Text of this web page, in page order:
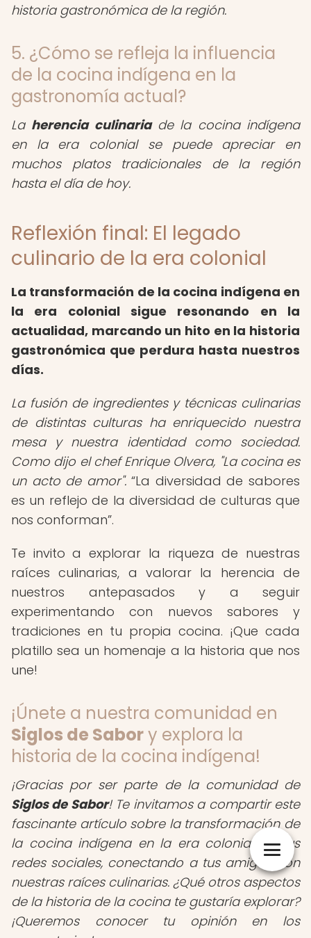
historia gastronómica de la región.
5. ¿Cómo se refleja la influencia
de la cocina indígena en la
gastronomía actual?
La herencia culinariade la cocina indígena
en la era colonial se puede apreciar en
muchos platos tradicionales de la región
hasta el día de hoy.
Reflexión final: El legado
culinario de la era colonial
La transformación de la cocina indígena en
la era colonial sigue resonando en la
actualidad, marcando un hito en la historia
gastronómica que perdura hasta nuestros
días.
La fusión de ingredientes y técnicas culinarias
de distintas culturas ha enriquecido nuestra
mesa y nuestra identidad como sociedad.
Como dijo el chef Enrique Olvera, "La cocina es
un acto de amor". La diversidad de sabores
es un reflejo de la diversidad de culturas que
nos conforman .
Te invito a explorar la riqueza de nuestras
raíces culinarias, a valorar la herencia de
nuestros antepasados y a seguir
experimentando con nuevos sabores y
tradiciones en tu propia cocina. ¡Que cada
platillo sea un homenaje a la historia que nos
une!
¡Únete a nuestra comunidad en
Siglos de Sabory explora la
historia de la cocina indígena!
¡Gracias por ser parte de la comunidad de
Siglos de Sabor! Te invitamos a compartir este
fascinante artículo sobre la transformación de
la cocina indígena en la era colonial en tus
redes sociales, conectando a tus amigos con
nuestras raíces culinarias. ¿Qué otros aspectos
de la historia de la cocina te gustaría explorar?
¡Queremos conocer tu opinión en los